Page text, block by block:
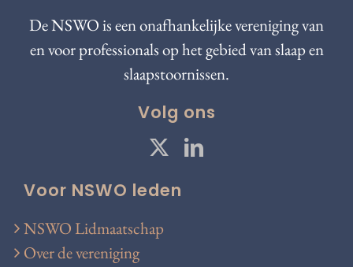
De NSWO is een onafhankelijke vereniging van
en voor professionals op het gebied van slaap en
slaapstoornissen.
Volg ons
Voor NSWO leden
NSWO Lidmaatschap
Over de vereniging